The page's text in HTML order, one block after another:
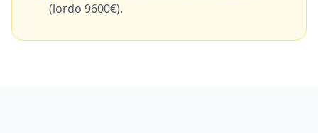
(lordo 9600€).